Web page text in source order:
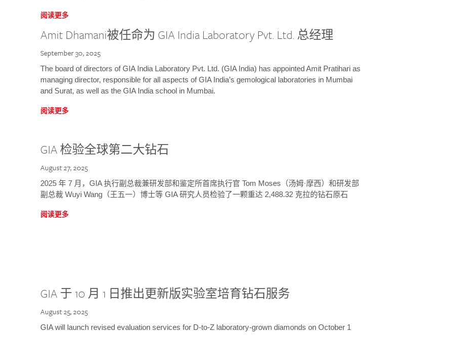
阅读更多
Amit Dhamani被任命为 GIA India Laboratory Pvt. Ltd. 总经理
September 30, 2025
The board of directors of GIA India Laboratory Pvt. Ltd. (GIA India) has appointed Amit Pratihari as
managing director, responsible for all aspects of GIA India’s gemological laboratories in Mumbai
and Surat, as well as the GIA India school in Mumbai.
阅读更多
GIA 检验全球第二大钻石
August 27, 2025
2025 年 7 月，GIA 执行副总裁兼研发部和鉴定所首席执行官 Tom Moses（汤姆·摩西）和研发部
副总裁 Wuyi Wang（王五一）博士等 GIA 研究人员检验了一颗重达 2,488.32 克拉的钻石原石
阅读更多
GIA 于 10 月 1 日推出更新版实验室培育钻石服务
August 25, 2025
GIA will launch revised evaluation services for D-to-Z laboratory-grown diamonds on October 1